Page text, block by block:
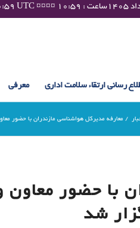
رسانی ارتقاء سلامت اداری معرفی
/ معارفه مدیرکل هواشناسی مازندران با حضور
با حضور معاون
شد